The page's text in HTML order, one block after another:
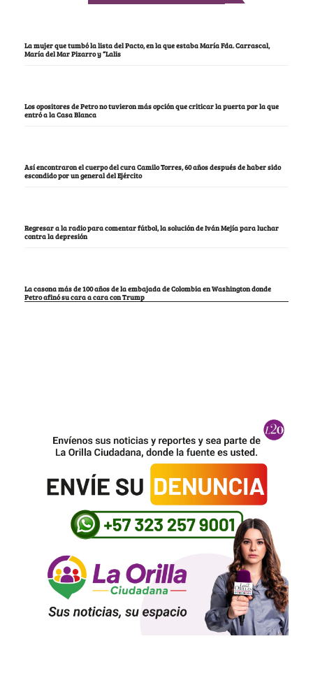
La mujer que tumbó la lista del Pacto, en la que estaba María Fda. Carrascal,
María del Mar Pizarro y “Lalis
Los opositores de Petro no tuvieron más opción que criticar la puerta por la que
entró a la Casa Blanca
Así encontraron el cuerpo del cura Camilo Torres, 60 años después de haber sido
escondido por un general del Ejército
Regresar a la radio para comentar fútbol, la solución de Iván Mejía para luchar
contra la depresión
La casona más de 100 años de la embajada de Colombia en Washington donde
Petro afinó su cara a cara con Trump